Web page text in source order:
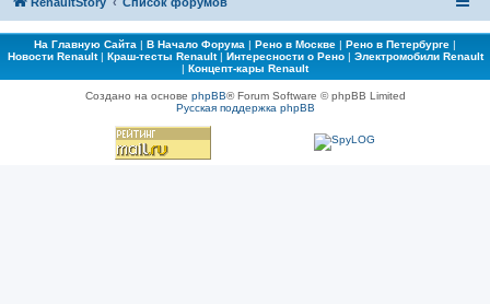
На Главную Сайта | В Начало Форума | Рено в Москве | Рено в Петербурге |
Новости Renault| Краш-тесты Renault| Интересности о Рено| Электромобили Renault
| Концепт-кары Renault
Создано на основе phpBB® Forum Software © phpBB Limited
Русская поддержка phpBB